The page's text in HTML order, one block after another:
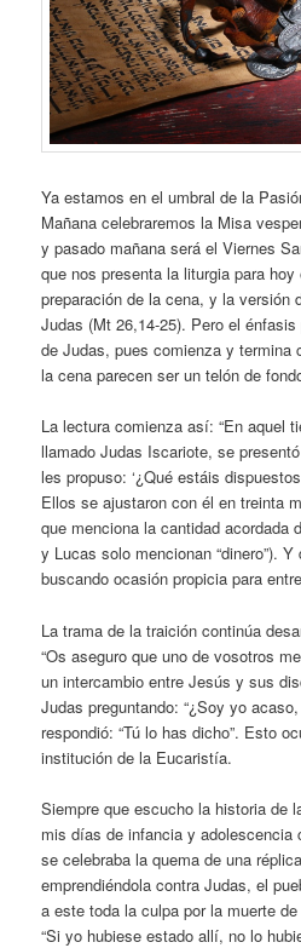
Ya estamos en el umbral de la
Mañana celebraremos la Misa
y pasado mañana será el Viernes
que nos presenta la liturgia para
preparación de la cena, y la versión
Judas (Mt 26,14-25). Pero el
de Judas, pues comienza y termina
la cena parecen ser un telón de
La lectura comienza así: “En aquel
llamado Judas Iscariote, se
les propuso: ‘¿Qué estáis
Ellos se ajustaron con él en treinta
que menciona la cantidad acordada
y Lucas solo mencionan “dinero”).
buscando ocasión propicia para
La trama de la traición continúa
“Os aseguro que uno de vosotros
un intercambio entre Jesús y sus
Judas preguntando: “¿Soy yo
respondió: “Tú lo has dicho”. Esto
institución de la Eucaristía.
Siempre que escucho la historia de
mis días de infancia y adolescencia
se celebraba la quema de una
emprendiéndola contra Judas, el
a este toda la culpa por la muerte
“Si yo hubiese estado allí, no lo